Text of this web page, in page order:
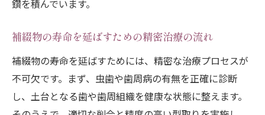
鑽を積んでいます。
補綴物の寿命を延ばすための精密治療の流れ
補綴物の寿命を延ばすためには、精密な治療プロセスが
不可欠です。まず、虫歯や歯周病の有無を正確に診断
し、土台となる歯や歯周組織を健康な状態に整えます。